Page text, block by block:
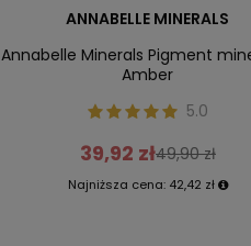
ANNABELLE MINERALS
Annabelle Minerals Pigment
Amber
5.0
39,92 zł49,90 zł
Najniższa cena: 42,42 zł